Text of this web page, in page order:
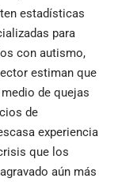
estadísticas
para
con autismo,
estiman que
de quejas
de
experiencia
que los
aún más